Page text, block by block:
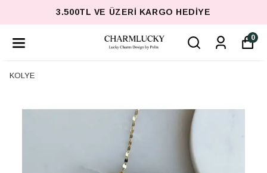
3.500TL VE ÜZERI KARGO HEDIYE
0
KOLYE